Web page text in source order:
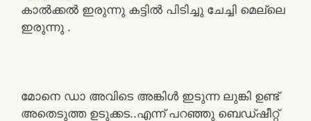
കാൽക്കൽ ഇരുന്നു കട്ടിൽ പിടിച്ചു ചേച്ചി മെല്ലെ
ഇരുന്നു .
മോനെ ഡാ അവിടെ അങ്കിൾ ഇടുന്ന ലുങ്കി ഉണ്ട്
അതെടുത്ത ഉടുക്കട..എന്ന് പറഞ്ഞു ബെഡ്ഷീറ്റ്